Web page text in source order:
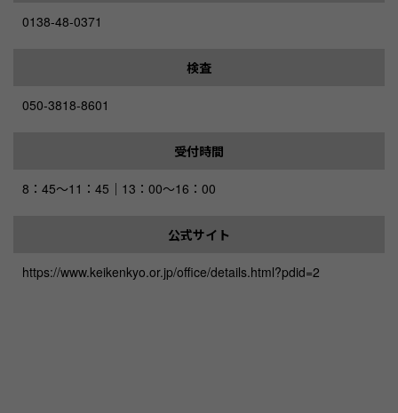
0138-48-0371
検査
050-3818-8601
受付時間
8：45～11：45｜13：00～16：00
公式サイト
https://www.keikenkyo.or.jp/office/details.html?pdid=2